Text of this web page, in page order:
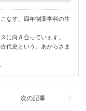
なす、四年制薬学科の生
に向き合っています。
代史という、あからさま
次の記事